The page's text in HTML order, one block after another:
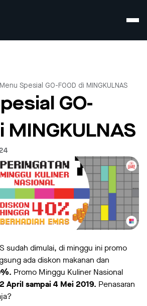
Menu Spesial GO-FOOD di MINGKULNAS
GO-
MINGKULNAS
sudah dimulai, di minggu ini promo
ada diskon makanan dan
Promo Minggu Kuliner Nasional
April sampai 4 Mei 2019. Penasaran